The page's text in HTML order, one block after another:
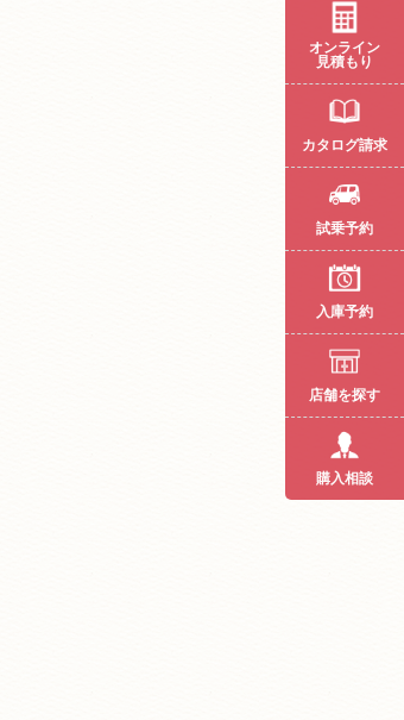
オンライン
見積もり
カタログ請求
試乗予約
入庫予約
店舗を探す
購入相談